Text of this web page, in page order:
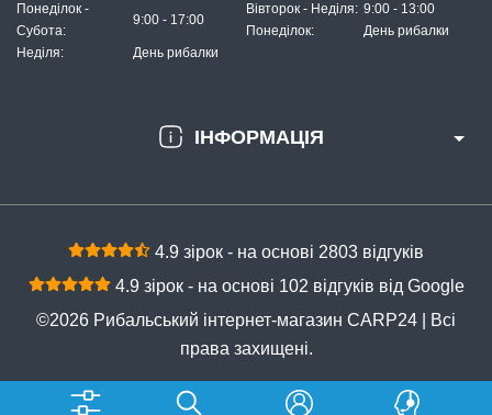
ІНФОРМАЦІЯ
Понеділок -
Субота:
9:00 - 17:00
Неділя: День рибалки
Вівторок - Неділя: 9:00 - 13:00
Понеділок:
День рибалки
4.9 зірок - на основі 2803 відгуків
4.9 зірок - на основі 102 відгуків від Google
©2026 Рибальський інтернет-магазин CARP24 | Всі
права захищені.